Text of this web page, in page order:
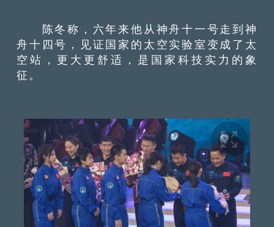
陈冬称，六年来他从神舟十一号走到神
舟十四号，见证国家的太空实验室变成了太
空站，更大更舒适，是国家科技实力的象
征。